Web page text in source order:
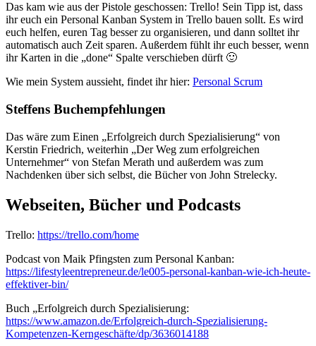
Das kam wie aus der Pistole geschossen: Trello! Sein Tipp ist, dass
ihr euch ein Personal Kanban System in Trello bauen sollt. Es wird
euch helfen, euren Tag besser zu organisieren, und dann solltet ihr
automatisch auch Zeit sparen. Außerdem fühlt ihr euch besser, wenn
ihr Karten in die „done“ Spalte verschieben dürft 🙂
Wie mein System aussieht, findet ihr hier: Personal Scrum
Steffens Buchempfehlungen
Das wäre zum Einen „Erfolgreich durch Spezialisierung“ von
Kerstin Friedrich, weiterhin „Der Weg zum erfolgreichen
Unternehmer“ von Stefan Merath und außerdem was zum
Nachdenken über sich selbst, die Bücher von John Strelecky.
Webseiten, Bücher und Podcasts
Trello: https://trello.com/home
Podcast von Maik Pfingsten zum Personal Kanban:
https://lifestyleentrepreneur.de/le005-personal-kanban-wie-ich-heute-
effektiver-bin/
Buch „Erfolgreich durch Spezialisierung:
https://www.amazon.de/Erfolgreich-durch-Spezialisierung-
Kompetenzen-Kerngeschäfte/dp/3636014188